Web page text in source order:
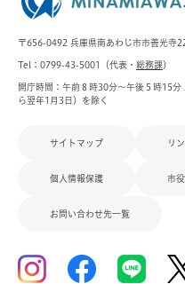
〒656-0492 兵庫県南あわじ市市善光寺
Tel：0799-43-5001（代表・ 総務課）
開庁時間：午前８時30分～午後５時15
ら翌年1月3日）を除く
サイトマップ リ
個人情報保護 市
お問い合わせ先一覧